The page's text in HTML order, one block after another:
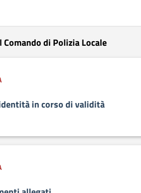
Comando di Polizia Locale
in corso di validità